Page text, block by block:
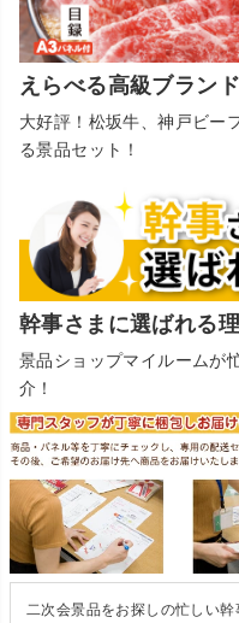
えらべる高級ブラン
大好評！松坂牛、神戸ビー
る景品セット！
幹事さまに選ばれる
景品ショップマイルームが
介！
二次会景品をお探しの忙しい